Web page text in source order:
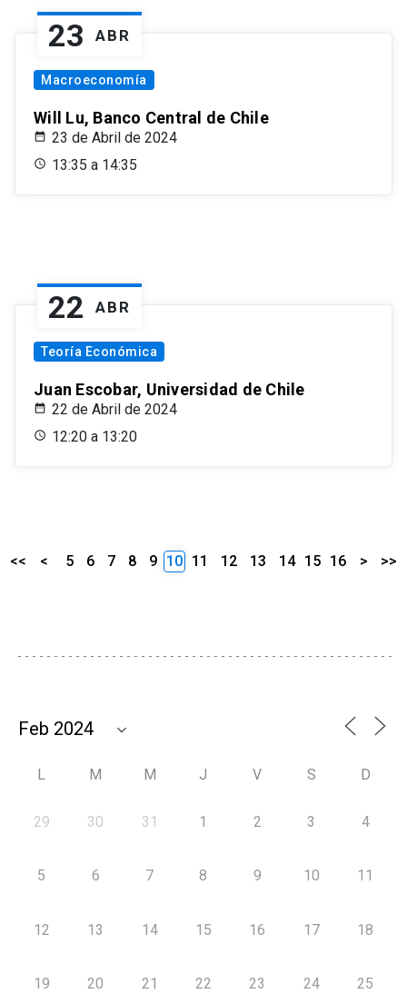
23 ABR
Macroeconomía
Will Lu, Banco Central de Chile
23 de Abril de 2024
13:35 a 14:35
22 ABR
Teoría Económica
Juan Escobar, Universidad de Chile
22 de Abril de 2024
12:20 a 13:20
<< < 5 6 7 8 9 10 11 12 13 14 15 16 > >>
L M M J V S D
29 30 31 1 2 3 4
5 6 7 8 9 10 11
12 13 14 15 16 17 18
19 20 21 22 23 24 25